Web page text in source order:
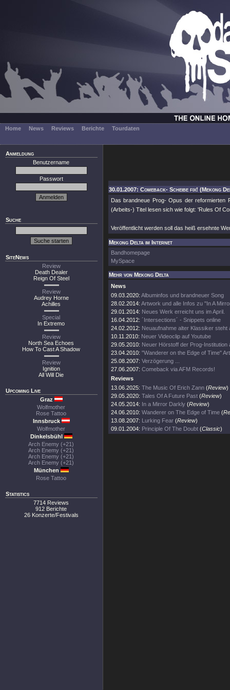
Home News Reviews Berichte Tourdaten
Anmeldung
Benutzername
Passwort
Suche
SiteNews
Review
Death Dealer
Reign Of Steel
Review
Audrey Horne
Achilles
Special
In Extremo
Review
North Sea Echoes
How To Cast A Shadow
Review
Ignition
All Will Die
Upcoming Live
Graz
Wolfmother
Rose Tattoo
Innsbruck
Wolfmother
Dinkelsbühl
Arch Enemy (+21)
Arch Enemy (+21)
Arch Enemy (+21)
Arch Enemy (+21)
München
Rose Tattoo
Statistics
7714 Reviews
912 Berichte
26 Konzerte/Festivals
30.01.2007: Comeback- Scheibe fix! (Mekong
Das brandneue Prog- Opus der reformierten
(Arbeits-) Titel lesen sich wie folgt: 'Rules Of
Veröffentlicht werden soll das heiß ersehnte
Mekong Delta im Internet
Bandhomepage
MySpace
Mehr von Mekong Delta
News
09.03.2020: Albuminfos und brandneuer Song
28.02.2014: Artwork und alle Infos zu "In A
29.01.2014: Neues Werk erreicht uns im April.
16.04.2012: ´Intersections´ - Snippets online
24.02.2012: Neuaufnahme alter Klassiker steht
10.11.2010: Neuer Videoclip auf Youtube
29.05.2010: Neuer Hörstoff der Prog-Institution
23.04.2010: "Wanderer on the Edge of Time"
25.08.2007: Verzögerung ...
27.06.2007: Comeback via AFM Records!
Reviews
13.06.2025: The Music Of Erich Zann (Review)
29.05.2020: Tales Of A Future Past (Review)
24.05.2014: In a Mirror Darkly (Review)
24.06.2010: Wanderer on The Edge of Time (
13.08.2007: Lurking Fear (Review)
09.01.2004: Principle Of The Doubt (Classic)